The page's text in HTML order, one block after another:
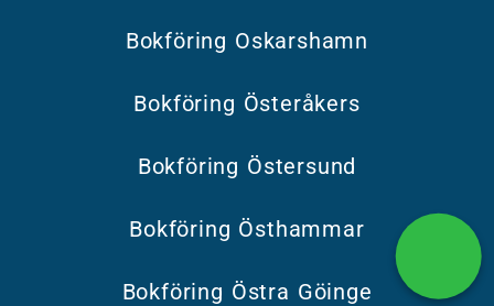
Bokföring Oskarshamn
Bokföring Österåkers
Bokföring Östersund
Bokföring Östhammar
Bokföring Östra Göinge